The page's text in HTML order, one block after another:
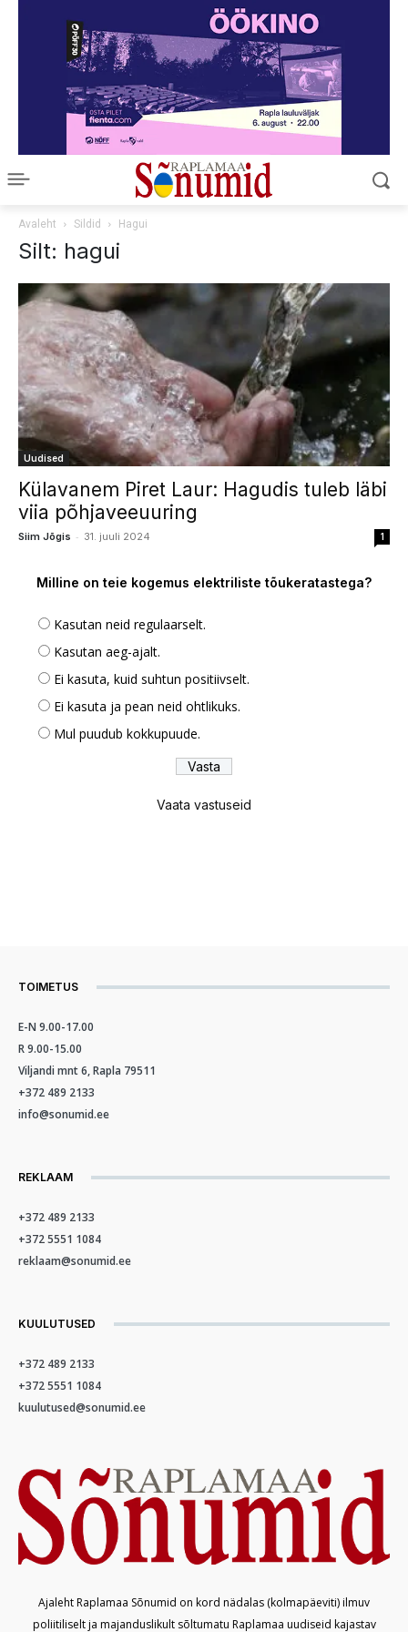
Avaleht Sildid Hagui
Silt: hagui
Uudised
Külavanem Piret Laur: Hagudis tuleb läbi
viia põhjaveeuuring
Siim Jõgis - 31. juuli 2024 1
Milline on teie kogemus elektriliste tõukeratastega?
Kasutan neid regulaarselt.
Kasutan aeg-ajalt.
Ei kasuta, kuid suhtun positiivselt.
Ei kasuta ja pean neid ohtlikuks.
Mul puudub kokkupuude.
Vaata vastuseid
TOIMETUS
E-N 9.00-17.00
R 9.00-15.00
Viljandi mnt 6, Rapla 79511
+372 489 2133
info@sonumid.ee
REKLAAM
+372 489 2133
+372 5551 1084
reklaam@sonumid.ee
KUULUTUSED
+372 489 2133
+372 5551 1084
kuulutused@sonumid.ee
Ajaleht Raplamaa Sõnumid on kord nädalas (kolmapäeviti) ilmuv
poliitiliselt ja majanduslikult sõltumatu Raplamaa uudiseid kajastav